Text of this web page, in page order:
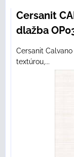
Cersanit
dlažba
Cersanit
textúrou,...